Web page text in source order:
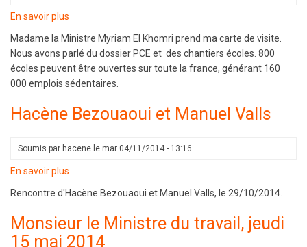
En savoir plus
du
travail,
09/10/2015
PCE
les
écoles
Madame la Ministre Myriam El Khomri prend ma carte de visite.
Nous avons parlé du dossier PCE et des chantiers écoles. 800
écoles peuvent être ouvertes sur toute la france, générant 160
000 emplois sédentaires.
Hacène Bezouaoui et Manuel Valls
Soumis par hacene le mar 04/11/2014 - 13:16
En savoir plus
Manuel
Rencontre d'Hacène Bezouaoui et Manuel Valls, le 29/10/2014.
Monsieur le Ministre du travail, jeudi
15 mai 2014